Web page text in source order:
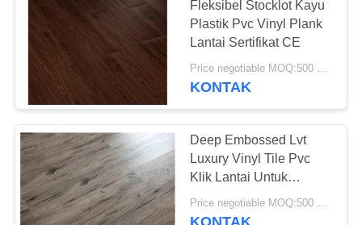
Lantai Vinyl Lolos
15
Fleksibel Stocklot Kayu
Plastik Pvc Vinyl Plank
Lantai Sertifikat CE
KONTAK
Deep Embossed Lvt
Luxury Vinyl Tile Pvc
Klik Lantai Untuk
Dekorasi Rumah
Price negotiable MOQ:500 meter persegi
KONTAK